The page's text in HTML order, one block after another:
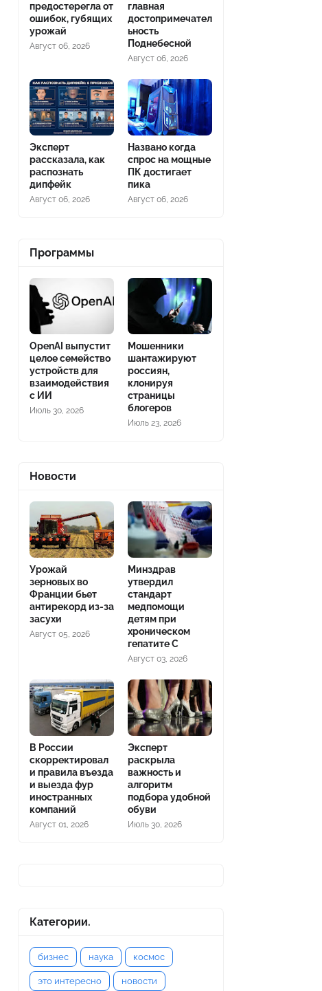
предостерегла от
ошибок, губящих
урожай
Август 06, 2026
главная
достопримечател
ьность
Поднебесной
Август 06, 2026
Эксперт
рассказала, как
распознать
дипфейк
Август 06, 2026
Названо когда
спрос на мощные
ПК достигает
пика
Август 06, 2026
Программы
OpenAI выпустит
целое семейство
устройств для
взаимодействия
с ИИ
Июль 30, 2026
Мошенники
шантажируют
россиян,
клонируя
страницы
блогеров
Июль 23, 2026
Новости
Урожай
зерновых во
Франции бьет
антирекорд из-за
засухи
Август 05, 2026
Минздрав
утвердил
стандарт
медпомощи
детям при
хроническом
гепатите С
Август 03, 2026
В России
скорректировал
и правила въезда
и выезда фур
иностранных
компаний
Август 01, 2026
Эксперт
раскрыла
важность и
алгоритм
подбора удобной
обуви
Июль 30, 2026
Категории.
бизнес наука космос
это интересно новости